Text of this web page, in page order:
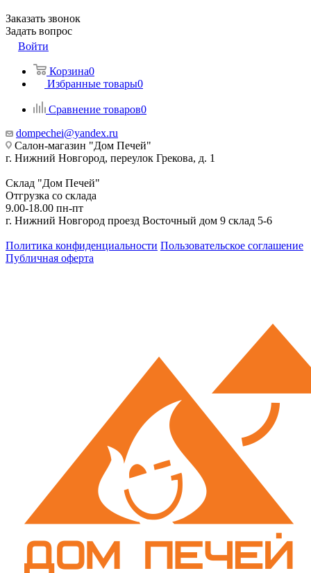
Заказать звонок
Задать вопрос
Войти
Корзина0
Избранные товары0
Сравнение товаров0
dompechei@yandex.ru
Салон-магазин "Дом Печей"
г. Нижний Новгород, переулок Грекова, д. 1
Склад "Дом Печей"
Отгрузка со склада
9.00-18.00 пн-пт
г. Нижний Новгород проезд Восточный дом 9 склад 5-6
Политика конфиденциальности Пользовательское соглашение
Публичная оферта